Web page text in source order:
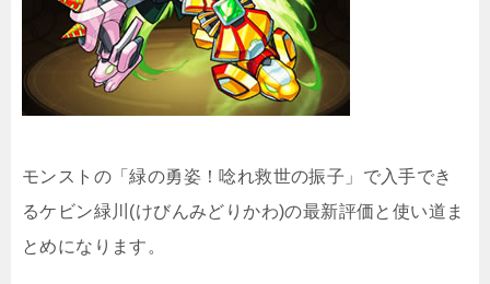
モンストの「緑の勇姿！唸れ救世の振子」で入手でき
るケビン緑川(けびんみどりかわ)の最新評価と使い道ま
とめになります。